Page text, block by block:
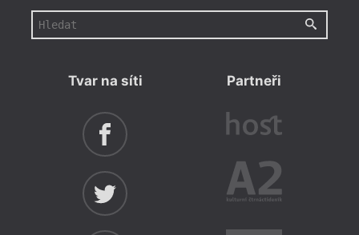
Tvar na síti Partneři